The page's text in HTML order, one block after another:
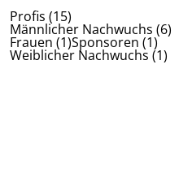
Profis (15)
Männlicher Nachwuchs (6)
Frauen (1)Sponsoren (1)
Weiblicher Nachwuchs (1)